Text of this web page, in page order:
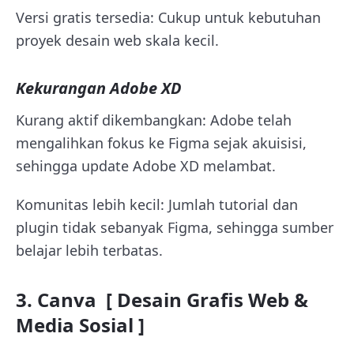
Versi gratis tersedia: Cukup untuk kebutuhan
proyek desain web skala kecil.
Kekurangan Adobe XD
Kurang aktif dikembangkan: Adobe telah
mengalihkan fokus ke Figma sejak akuisisi,
sehingga update Adobe XD melambat.
Komunitas lebih kecil: Jumlah tutorial dan
plugin tidak sebanyak Figma, sehingga sumber
belajar lebih terbatas.
3. Canva [ Desain Grafis Web &
Media Sosial ]